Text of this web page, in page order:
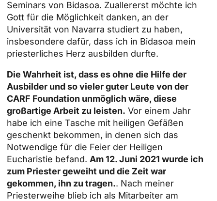
Seminars von Bidasoa. Zuallererst möchte ich
Gott für die Möglichkeit danken, an der
Universität von Navarra studiert zu haben,
insbesondere dafür, dass ich in Bidasoa mein
priesterliches Herz ausbilden durfte.
Die Wahrheit ist, dass es ohne die Hilfe der
Ausbilder und so vieler guter Leute von der
CARF Foundation unmöglich wäre, diese
großartige Arbeit zu leisten. Vor einem Jahr
habe ich eine Tasche mit heiligen Gefäßen
geschenkt bekommen, in denen sich das
Notwendige für die Feier der Heiligen
Eucharistie befand. Am 12. Juni 2021 wurde ich
zum Priester geweiht und die Zeit war
gekommen, ihn zu tragen.. Nach meiner
Priesterweihe blieb ich als Mitarbeiter am